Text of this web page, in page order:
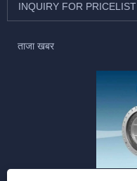
INQUIRY FOR PRICELIST
ताजा खबर